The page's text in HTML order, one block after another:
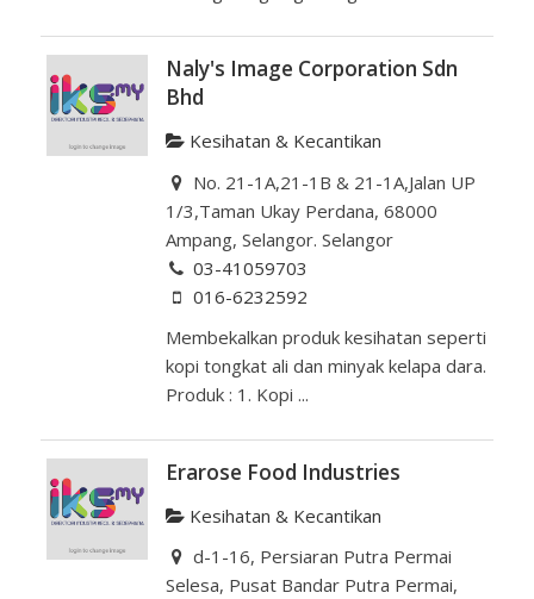
Naly's Image Corporation Sdn
Bhd
Kesihatan & Kecantikan
No. 21-1A,21-1B & 21-1A,Jalan UP
1/3,Taman Ukay Perdana, 68000
Ampang, Selangor. Selangor
03-41059703
016-6232592
Membekalkan produk kesihatan seperti
kopi tongkat ali dan minyak kelapa dara.
Produk : 1. Kopi ...
Erarose Food Industries
Kesihatan & Kecantikan
d-1-16, Persiaran Putra Permai
Selesa, Pusat Bandar Putra Permai,